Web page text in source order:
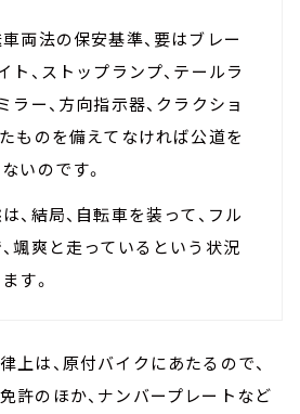
両法の保安基準、要はブレー
ト、ストップランプ、テールラ
ラー、方向指示器、クラクショ
ものを備えてなければ公道を
いのです。
、結局、自転車を装って、フル
颯爽と走っているという状況
す。
上は、原付バイクにあたるので、
許のほか、ナンバープレートなど